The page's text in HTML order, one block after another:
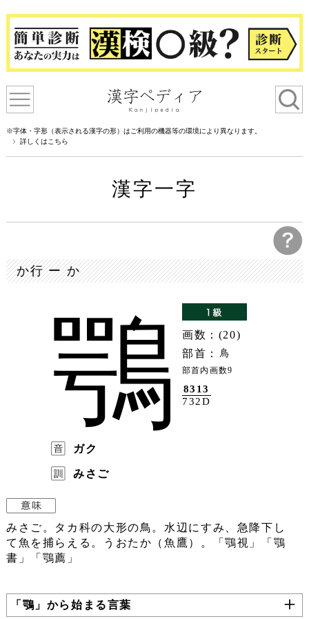
※字体・字形（表示される漢字の形）はご利用の機器等の環境により異なります。
詳しくはこちら
漢字一字
か行 ー か
鶚
画数：(20)
部首：
部首内画数9
8313
732D
ガク
みさご
みさご。タカ科の大形の鳥。水辺にすみ、急降下し
て魚を捕らえる。うおたか（魚鷹）。「鶚視」「鶚
書」「鶚薦」
「鶚」から始まる言葉